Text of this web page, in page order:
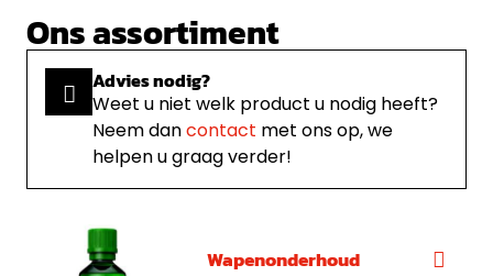
Ons assortiment
Advies nodig?
Weet u niet welk product u nodig heeft?
Neem dancontact met ons op, we
helpen u graag verder!
Wapenonderhoud